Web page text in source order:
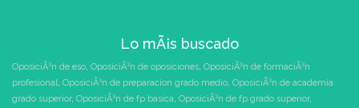
Lo mÃ¡s buscado
OposiciÃ³n de eso, OposiciÃ³n de oposiciones, OposiciÃ³n de formaciÃ³n
profesional, OposiciÃ³n de preparacion grado medio, OposiciÃ³n de academia
grado superior, OposiciÃ³n de fp basica, OposiciÃ³n de fp grado superior,